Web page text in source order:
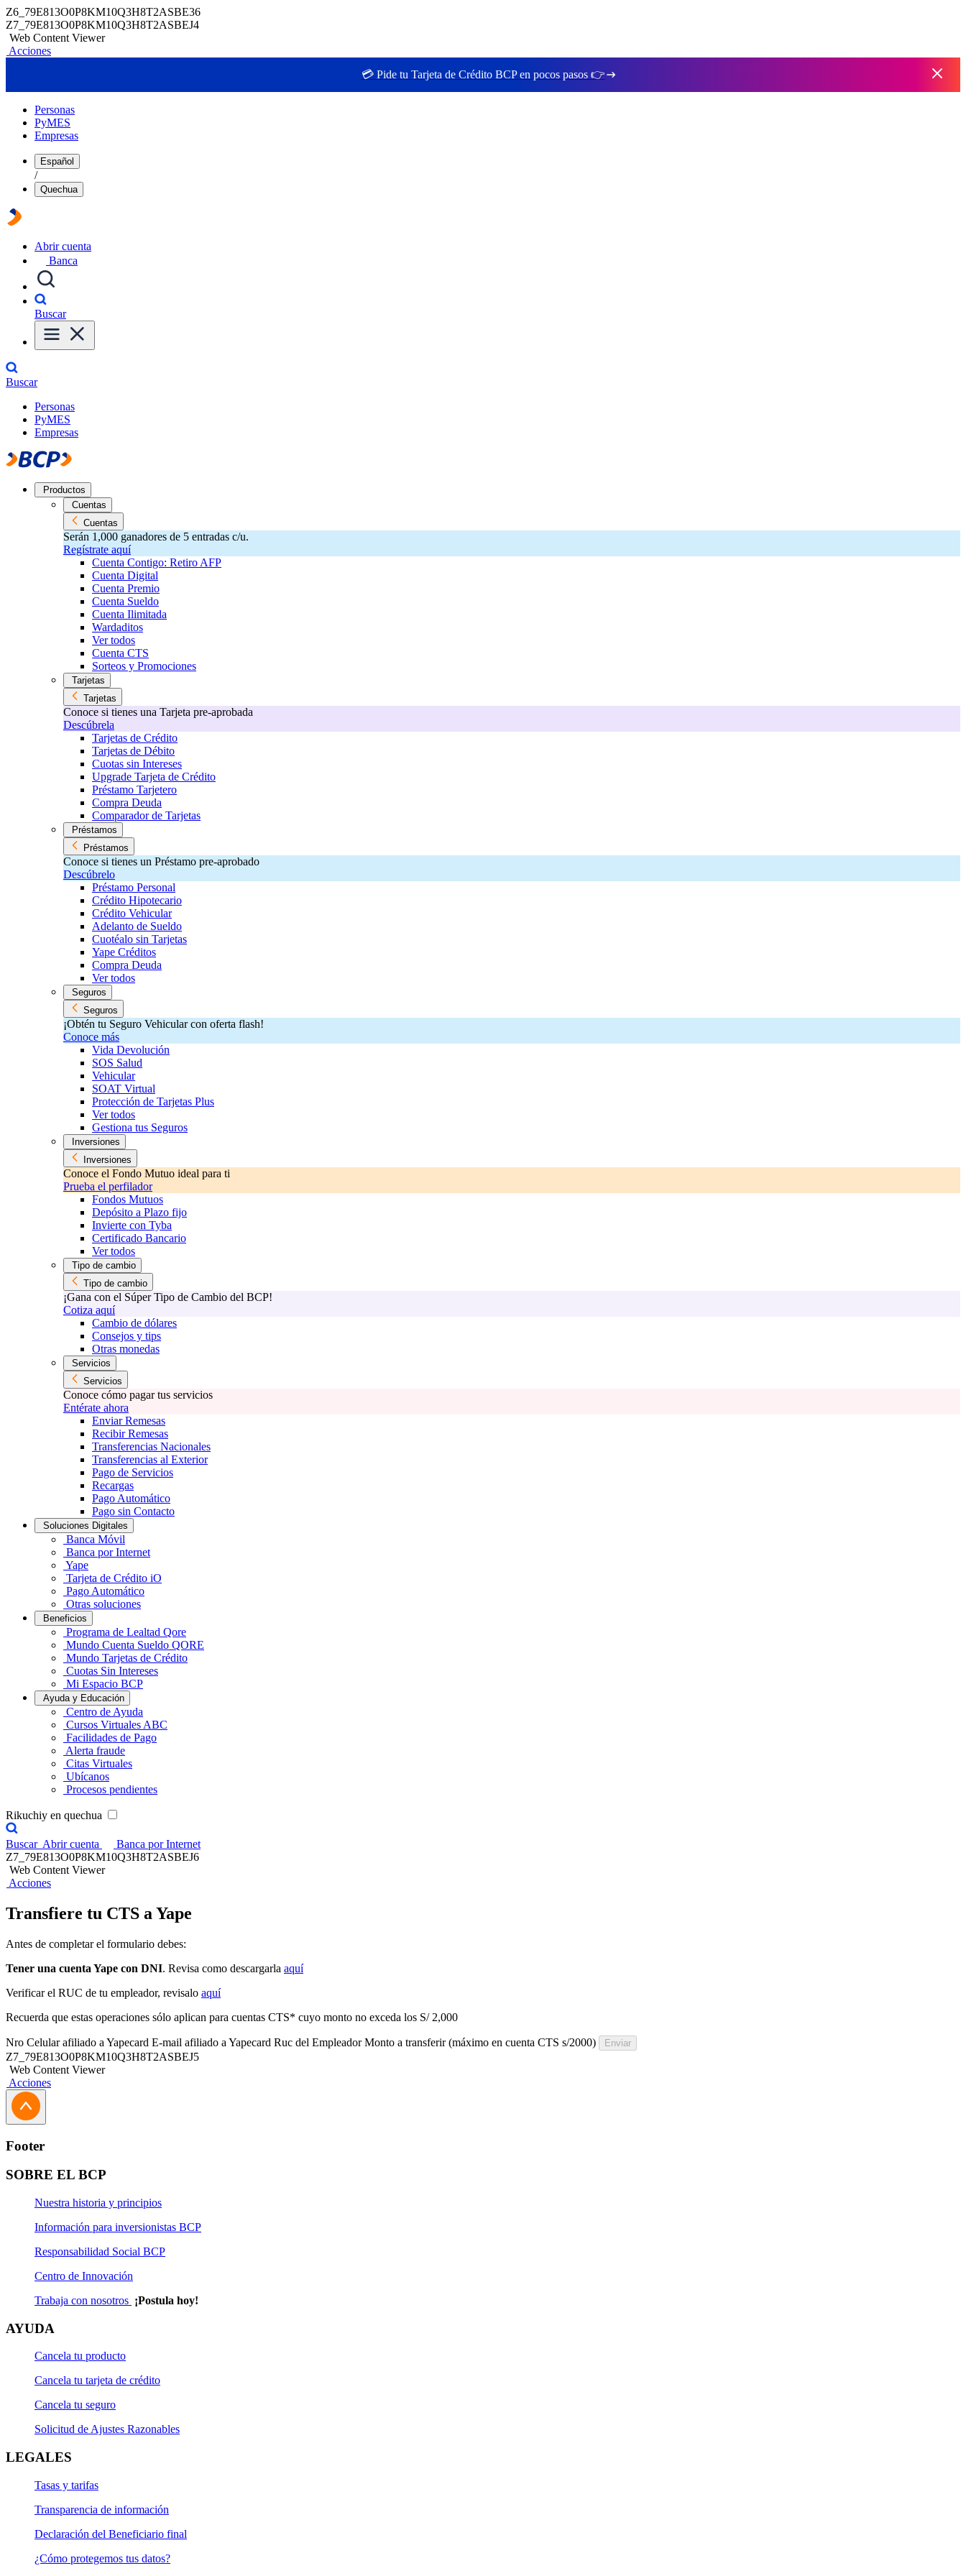
Z6_79E813O0P8KM10Q3H8T2ASBE36
Z7_79E813O0P8KM10Q3H8T2ASBEJ4
Web Content Viewer
Acciones
💳 Pide tu Tarjeta de Crédito BCP en pocos pasos 👉
Personas
PyMES
Empresas
Español
/
Quechua
Abrir cuenta
Banca
Buscar
Buscar
Personas
PyMES
Empresas
Productos
Cuentas
Cuentas
Serán 1,000 ganadores de 5 entradas c/u.
Regístrate aquí
Cuenta Contigo: Retiro AFP
Cuenta Digital
Cuenta Premio
Cuenta Sueldo
Cuenta Ilimitada
Wardaditos
Ver todos
Cuenta CTS
Sorteos y Promociones
Tarjetas
Tarjetas
Conoce si tienes una Tarjeta pre-aprobada
Descúbrela
Tarjetas de Crédito
Tarjetas de Débito
Cuotas sin Intereses
Upgrade Tarjeta de Crédito
Préstamo Tarjetero
Compra Deuda
Comparador de Tarjetas
Préstamos
Préstamos
Conoce si tienes un Préstamo pre-aprobado
Descúbrelo
Préstamo Personal
Crédito Hipotecario
Crédito Vehicular
Adelanto de Sueldo
Cuotéalo sin Tarjetas
Yape Créditos
Compra Deuda
Ver todos
Seguros
Seguros
¡Obtén tu Seguro Vehicular con oferta flash!
Conoce más
Vida Devolución
SOS Salud
Vehicular
SOAT Virtual
Protección de Tarjetas Plus
Ver todos
Gestiona tus Seguros
Inversiones
Inversiones
Conoce el Fondo Mutuo ideal para ti
Prueba el perfilador
Fondos Mutuos
Depósito a Plazo fijo
Invierte con Tyba
Certificado Bancario
Ver todos
Tipo de cambio
Tipo de cambio
¡Gana con el Súper Tipo de Cambio del BCP!
Cotiza aquí
Cambio de dólares
Consejos y tips
Otras monedas
Servicios
Servicios
Conoce cómo pagar tus servicios
Entérate ahora
Enviar Remesas
Recibir Remesas
Transferencias Nacionales
Transferencias al Exterior
Pago de Servicios
Recargas
Pago Automático
Pago sin Contacto
Soluciones Digitales
Banca Móvil
Banca por Internet
Yape
Tarjeta de Crédito iO
Pago Automático
Otras soluciones
Beneficios
Programa de Lealtad Qore
Mundo Cuenta Sueldo QORE
Mundo Tarjetas de Crédito
Cuotas Sin Intereses
Mi Espacio BCP
Ayuda y Educación
Centro de Ayuda
Cursos Virtuales ABC
Facilidades de Pago
Alerta fraude
Citas Virtuales
Ubícanos
Procesos pendientes
Rikuchiy en quechua
Buscar Abrir cuenta
Banca por Internet
Z7_79E813O0P8KM10Q3H8T2ASBEJ6
Web Content Viewer
Acciones
Transfiere tu CTS a Yape
Antes de completar el formulario debes:
Tener una cuenta Yape con DNI. Revisa como descargarla aquí
Verificar el RUC de tu empleador, revisalo aquí
Recuerda que estas operaciones sólo aplican para cuentas CTS* cuyo monto no exceda los S/ 2,000
Nro Celular afiliado a Yapecard E-mail afiliado a Yapecard Ruc del Empleador Monto a transferir (máximo en cuenta CTS s/2000) Enviar
Z7_79E813O0P8KM10Q3H8T2ASBEJ5
Web Content Viewer
Acciones
Footer
SOBRE EL BCP
Nuestra historia y principios
Información para inversionistas BCP
Responsabilidad Social BCP
Centro de Innovación
Trabaja con nosotros ¡Postula hoy!
AYUDA
Cancela tu producto
Cancela tu tarjeta de crédito
Cancela tu seguro
Solicitud de Ajustes Razonables
LEGALES
Tasas y tarifas
Transparencia de información
Declaración del Beneficiario final
¿Cómo protegemos tus datos?